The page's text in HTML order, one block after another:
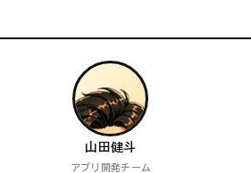
山田健斗
アプリ開発チーム